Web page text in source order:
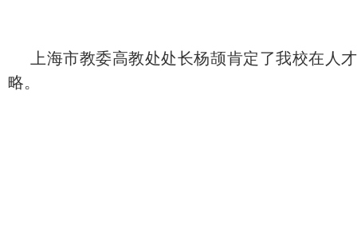
上海市教委高教处处长杨颉肯定了我校在人
略。